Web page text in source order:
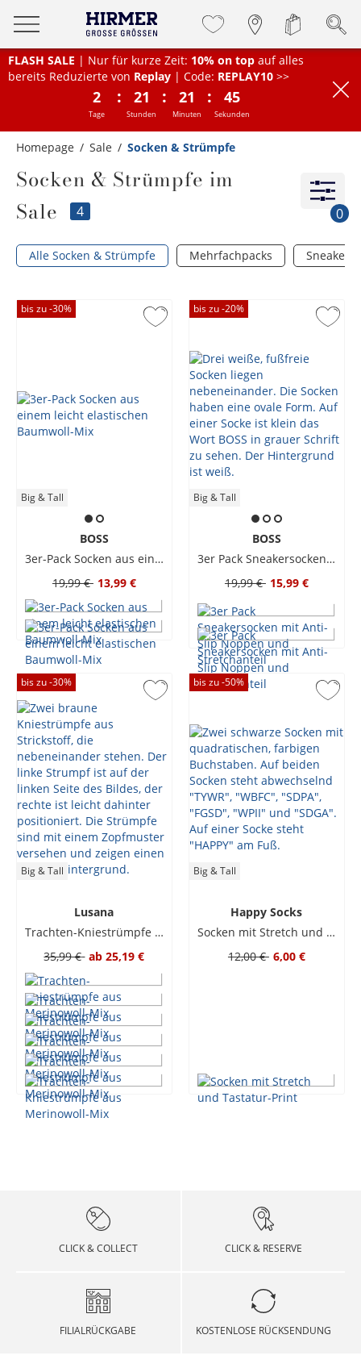
FLASH SALE | Nur für kurze Zeit: 10% on topauf alles
bereits Reduzierte von Replay| Code: REPLAY10>>
2
Tage
: 21
Stunden
: 21
Minuten
: 45
Sekunden
Homepage Sale Socken & Strümpfe
Socken & Strümpfe im
Sale
4 0
Alle Socken & Strümpfe Mehrfachpacks
bis zu -30%
Big & Tall
BOSS
3er-Pack Socken aus einem leicht elastischen Baumwoll-Mix
19,99 € 13,99 €
bis zu -20%
Big & Tall
BOSS
3er Pack Sneakersocken mit Anti-Slip Noppen und Stretchanteil
19,99 € 15,99 €
bis zu -30%
Big & Tall
Lusana
Trachten-Kniestrümpfe aus Merinowoll-Mix
35,99 € ab 25,19 €
bis zu -50%
Big & Tall
Happy Socks
Socken mit Stretch und Tastatur-Print
12,00 € 6,00 €
CLICK & COLLECT CLICK & RESERVE
FILIALRÜCKGABE KOSTENLOSE RÜCKSENDUNG